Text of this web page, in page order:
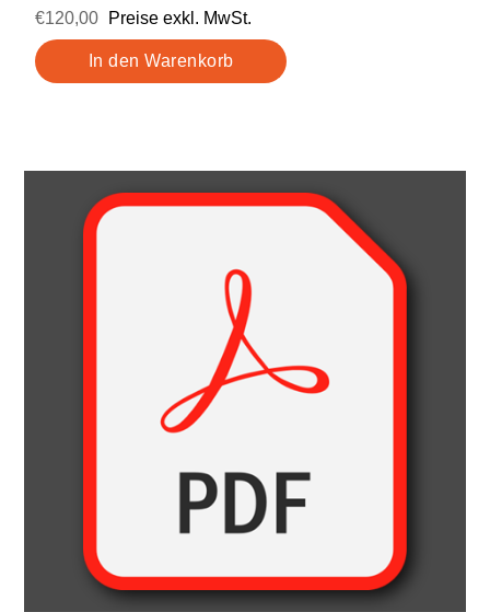
€120,00 Preise exkl. MwSt.